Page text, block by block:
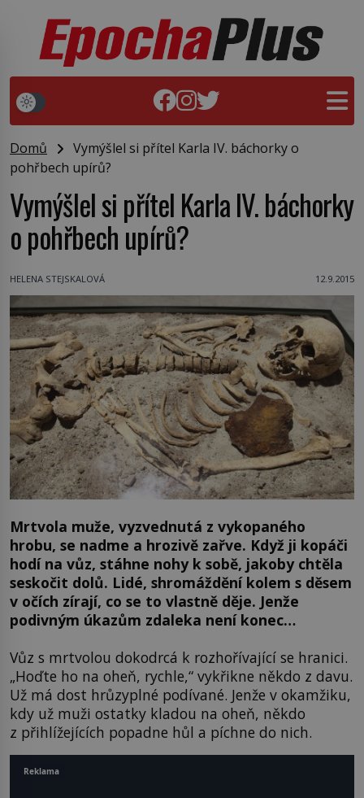
Domů
Vymýšlel si přítel Karla IV. báchorky o
pohřbech upírů?
Vymýšlel si přítel Karla IV. báchorky
o pohřbech upírů?
HELENA STEJSKALOVÁ 12.9.2015
Mrtvola muže, vyzvednutá z vykopaného
hrobu, se nadme a hrozivě zařve. Když ji kopáči
hodí na vůz, stáhne nohy k sobě, jakoby chtěla
seskočit dolů. Lidé, shromáždění kolem s děsem
v očích zírají, co se to vlastně děje. Jenže
podivným úkazům zdaleka není konec…
Vůz s mrtvolou dokodrcá k rozhořívající se hranici.
„Hoďte ho na oheň, rychle,“ vykřikne někdo z davu.
Už má dost hrůzyplné podívané. Jenže v okamžiku,
kdy už muži ostatky kladou na oheň, někdo
z přihlížejících popadne hůl a píchne do nich.
Reklama